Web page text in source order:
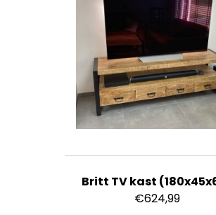
Britt TV kast
€624,99